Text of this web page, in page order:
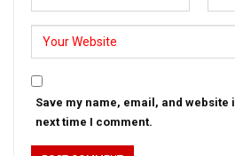
Save my name, email, and
next time I comment.